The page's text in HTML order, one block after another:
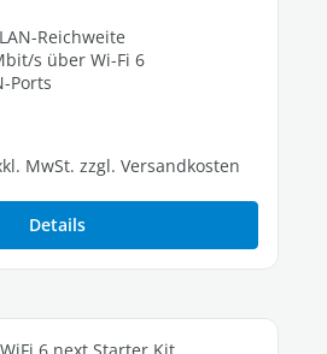
Reichweite
s über Wi-Fi 6
Ports
MwSt. zzgl. Versandkosten
Details